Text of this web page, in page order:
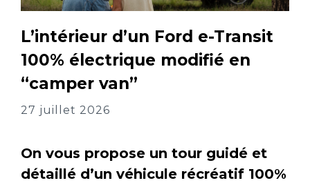
L’intérieur d’un Ford e-Transit
100% électrique modifié en
“camper van”
27 juillet 2026
On vous propose un tour guidé et
détaillé d’un véhicule récréatif 100%